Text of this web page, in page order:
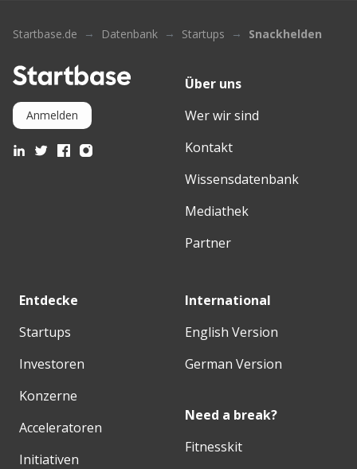
Startbase.de Datenbank Startups Snackhelden
Anmelden
Über uns
Wer wir sind
Kontakt
Wissensdatenbank
Mediathek
Partner
Entdecke
Startups
Investoren
Konzerne
Acceleratoren
Initiativen
International
English Version
German Version
Need a break?
Fitnesskit